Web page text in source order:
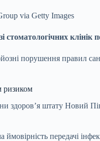
via Getty Images
зі стоматологічних
порушення правил
ризиком
здоров’я штату Новий
передачі